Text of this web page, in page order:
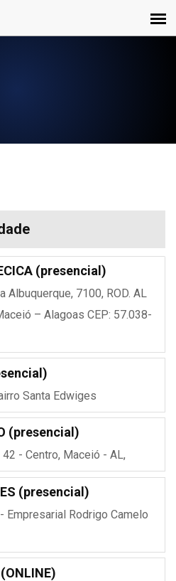
(presencial)
Albuquerque, 7100, ROD. AL
– Alagoas CEP: 57.038-
Santa Edwiges
(presencial)
42 - Centro, Maceió - AL,
(presencial)
Empresarial Rodrigo Camelo